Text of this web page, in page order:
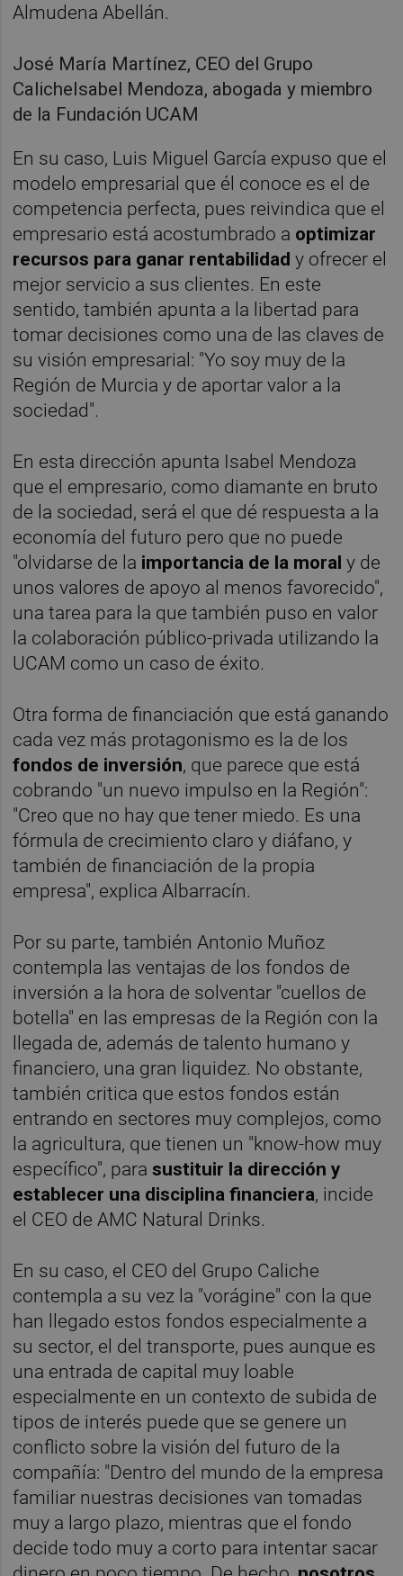
Almudena Abellán.
José María Martínez, CEO del Grupo
CalicheIsabel Mendoza, abogada y miembro
de la Fundación UCAM
En su caso, Luis Miguel García expuso que el
modelo empresarial que él conoce es el de
competencia perfecta, pues reivindica que el
empresario está acostumbrado a optimizar
recursos para ganar rentabilidad y ofrecer el
mejor servicio a sus clientes. En este
sentido, también apunta a la libertad para
tomar decisiones como una de las claves de
su visión empresarial: "Yo soy muy de la
Región de Murcia y de aportar valor a la
sociedad".
En esta dirección apunta Isabel Mendoza
que el empresario, como diamante en bruto
de la sociedad, será el que dé respuesta a la
economía del futuro pero que no puede
"olvidarse de la importancia de la moraly de
unos valores de apoyo al menos favorecido",
una tarea para la que también puso en valor
la colaboración público-privada utilizando la
UCAM como un caso de éxito.
Otra forma de financiación que está ganando
cada vez más protagonismo es la de los
fondos de inversión, que parece que está
cobrando "un nuevo impulso en la Región":
"Creo que no hay que tener miedo. Es una
fórmula de crecimiento claro y diáfano, y
también de financiación de la propia
empresa", explica Albarracín.
Por su parte, también Antonio Muñoz
contempla las ventajas de los fondos de
inversión a la hora de solventar "cuellos de
botella" en las empresas de la Región con la
llegada de, además de talento humano y
financiero, una gran liquidez. No obstante,
también critica que estos fondos están
entrando en sectores muy complejos, como
la agricultura, que tienen un "know-how muy
específico", parasustituir la dirección y
establecer una disciplina financiera, incide
el CEO de AMC Natural Drinks.
En su caso, el CEO del Grupo Caliche
contempla a su vez la "vorágine" con la que
han llegado estos fondos especialmente a
su sector, el del transporte, pues aunque es
una entrada de capital muy loable
especialmente en un contexto de subida de
tipos de interés puede que se genere un
conflicto sobre la visión del futuro de la
compañía: "Dentro del mundo de la empresa
familiar nuestras decisiones van tomadas
muy a largo plazo, mientras que el fondo
decide todo muy a corto para intentar sacar